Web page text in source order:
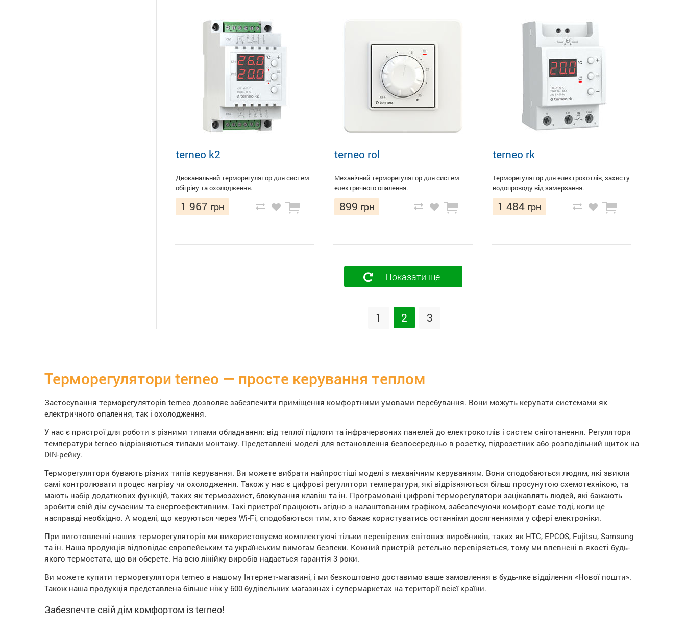
terneo k2
Двоканальний терморегулятор для систем
обігріву та охолодження.
1 967 грн
terneo rol
Механічний терморегулятор для систем
електричного опалення.
899 грн
terneo rk
Терморегулятор для електрокотлів, захисту
водопроводу від замерзання.
1 484 грн
Показати ще
1 2 3
Терморегулятори terneo — просте керування теплом
Застосування терморегуляторів terneo дозволяє забезпечити приміщення комфортними умовами перебування. Вони можуть керувати системами як
електричного опалення, так і охолодження.
У нас є пристрої для роботи з різними типами обладнання: від теплої підлоги та інфрачервоних панелей до електрокотлів і систем сніготанення. Регулятори
температури terneo відрізняються типами монтажу. Представлені моделі для встановлення безпосередньо в розетку, підрозетник або розподільний щиток на
DIN-рейку.
Терморегулятори бувають різних типів керування. Ви можете вибрати найпростіші моделі з механічним керуванням. Вони сподобаються людям, які звикли
самі контролювати процес нагріву чи охолодження. Також у нас є цифрові регулятори температури, які відрізняються більш просунутою схемотехнікою, та
мають набір додаткових функцій, таких як термозахист, блокування клавіш та ін. Програмовані цифрові терморегулятори зацікавлять людей, які бажають
зробити свій дім сучасним та енергоефективним. Такі пристрої працюють згідно з налаштованим графіком, забезпечуючи комфорт саме тоді, коли це
насправді необхідно. А моделі, що керуються через Wi-Fi, сподобаються тим, хто бажає користуватись останніми досягненнями у сфері електроніки.
При виготовленні наших терморегуляторів ми використовуємо комплектуючі тільки перевірених світових виробників, таких як HTC, EPCOS, Fujitsu, Samsung
та ін. Наша продукція відповідає європейським та українським вимогам безпеки. Кожний пристрій ретельно перевіряється, тому ми впевнені в якості будь-
якого термостата, що ви оберете. На всю лінійку виробів надається гарантія 3 роки.
Ви можете купити терморегулятори terneo в нашому Інтернет-магазині, і ми безкоштовно доставимо ваше замовлення в будь-яке відділення «Нової пошти».
Також наша продукція представлена більше ніж у 600 будівельних магазинах і супермаркетах на території всієї країни.
Забезпечте свій дім комфортом із terneo!